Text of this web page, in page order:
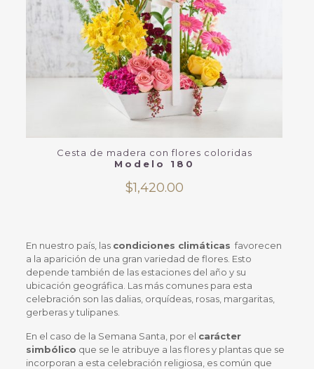
Cesta de madera con flores coloridas
Modelo 180
$1,420.00
En nuestro país, las condiciones climáticas favorecen
a la aparición de una gran variedad de flores. Esto
depende también de las estaciones del año y su
ubicación geográfica. Las más comunes para esta
celebración son las dalias, orquídeas, rosas, margaritas,
gerberas y tulipanes.
En el caso de la Semana Santa, por el carácter
simbólico que se le atribuye a las flores y plantas que se
incorporan a esta celebración religiosa, es común que